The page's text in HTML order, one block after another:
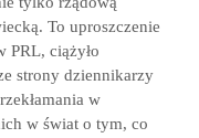
To uproszczenie
PRL, ciążyło
strony dziennikarzy
w
w świat o tym, co